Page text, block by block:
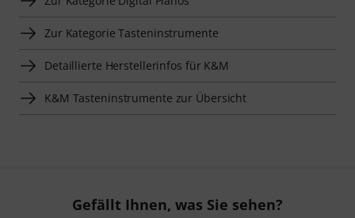
Zur Kategorie Tasteninstrumente
Detaillierte Herstellerinfos für K&M
K&M Tasteninstrumente zur Übersicht
Gefällt Ihnen, was Sie sehen?